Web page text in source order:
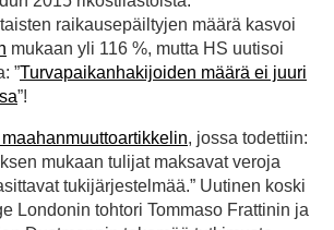
raikausepäiltyjen määrä kasvoi
mukaan yli 116 %, mutta HS uutisoi
”Turvapaikanhakijoiden määrä ei juuri
”!
, jossa todettiin:
mukaan tulijat maksavat veroja
tukijärjestelmää.” Uutinen koski
Londonin tohtori Tommaso Frattinin ja